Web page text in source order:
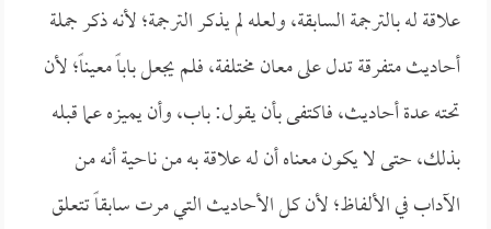
علاقة له بالترجمة السابقة، ولعله لم يذكر الترجمة؛ لأنه ذكر جملة
أحاديث متفرقة تدل على معان مختلفة، فلم يجعل باباً معيناً؛ لأن
تحته عدة أحاديث، فاكتفى بأن يقول: باب، وأن يميزه عما قبله
بذلك، حتى لا يكون معناه أن له علاقة به من ناحية أنه من
الآداب في الألفاظ؛ لأن كل الأحاديث التي مرت سابقاً تتعلق